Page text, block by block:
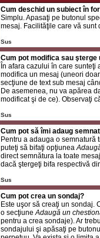
Cum deschid un subiect în
Simplu. Apasaţi pe butonul
mesaj. Facilităţile care vă sunt
Sus
Cum pot modifica sau şterge
În afara cazului în care
modifica un mesaj (uneori
secţiune de text sub mesaj
De asemenea, nu va apărea
modificat şi de ce). Observaţi
Sus
Cum pot să îmi adaug
Pentru a adauga o semnatură
puteţi să bifaţi opţiunea
direct semnătura la toate
dacă ştergeţi bifa respectivă
Sus
Cum pot crea un sondaj?
Este uşor să creaţi un sondaj.
o secţiuneAdaugă un
pentru a crea sondaje). Ar
sondajului şi apăsaţi pe